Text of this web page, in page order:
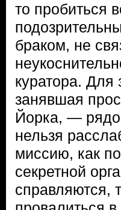
то пробиться
браком, не
куратора. Для
занявшая
Йорка, —
нельзя
миссию, как
секретной
справляются,